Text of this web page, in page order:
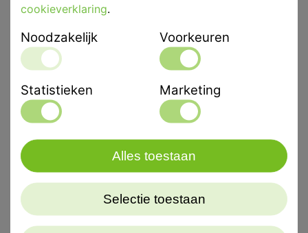
HR Mengtips
Lichtblauw Spits
64mm
HR Intraorale
Mengtips Geel
cookieverklaring.
Noodzakelijk Voorkeuren
Statistieken Marketing
Selectie toestaan
Alles toestaan